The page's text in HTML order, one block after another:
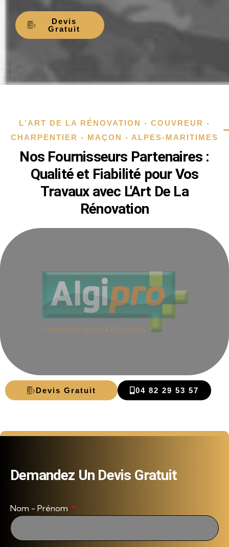
Devis
Gratuit
L'ART DE LA RÉNOVATION - COUVREUR -
CHARPENTIER - MAÇON - ALPES-MARITIMES
Nos Fournisseurs Partenaires :
Qualité et Fiabilité pour Vos
Travaux avec L'Art De La
Rénovation
Devis Gratuit 04 82 29 53 57
Demandez Un Devis Gratuit
Nom - Prénom